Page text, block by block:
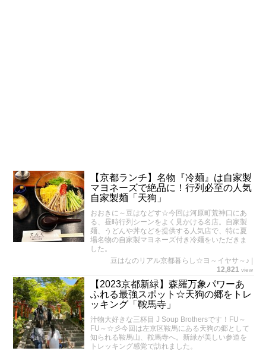
【京都ランチ】名物『冷麺』は自家製
マヨネーズで絶品に！行列必至の人気
自家製麺「天狗」
おおきに～豆はなどす☆今回は河原町荒神口にあ
る、昼時行列シーンをよく見かける名店。自家製
麺、うどんや丼などを提供する人気店で、特に夏
場名物の自家製マヨネーズ付き冷麺をいただきま
した。
豆はなのリアル京都暮らし☆ヨ～イヤサ～♪
12,821 view
【2023京都新緑】森羅万象パワーあ
ふれる最強スポット☆天狗の郷をトレ
ッキング「鞍馬寺」
汁物大好きな三杯目 J Soup Brothersです！FU～
FU～☆彡今回は左京区鞍馬にある天狗の郷として
知られる鞍馬山、鞍馬寺へ。新緑が美しい参道を
トレッキング感覚で訪れました。